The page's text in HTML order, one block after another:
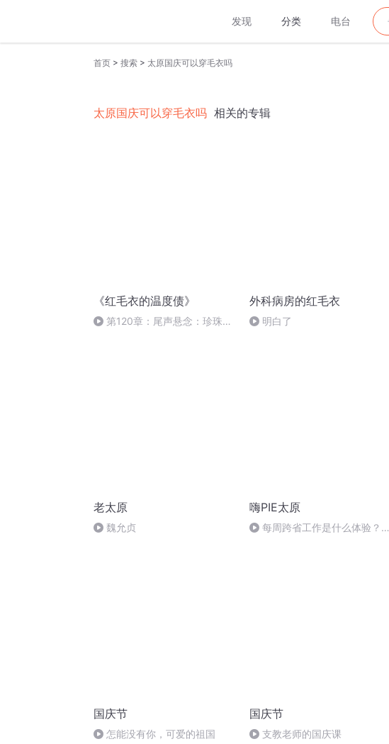
发现 分类 电台
首页 > 搜索 > 太原国庆可以穿毛衣吗
太原国庆可以穿毛衣吗 相关的专辑
《红毛衣的温度债》
第120章：尾声悬念：珍珠扣
外科病房的红毛衣
明白了
老太原
魏允贞
嗨PIE太原
每周跨省工作是什么体验？太
国庆节
怎能没有你，可爱的祖国
国庆节
支教老师的国庆课